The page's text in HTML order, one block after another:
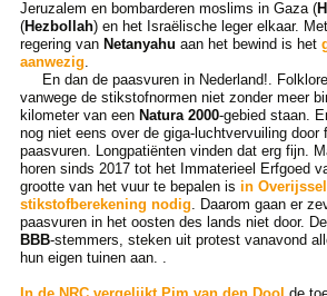
Jeruzalem en bombarderen moslims in Gaza (
(Hezbollah) en het Israëlische leger elkaar.
regering van Netanyahu aan het bewind is het
aanwezig.
En dan de paasvuren in Nederland!.
vanwege de stikstofnormen niet zonder meer
kilometer van een Natura 2000-gebied staan.
nog niet eens over de giga-luchtvervuiling door
paasvuren. Longpatiënten vinden dat erg fijn.
horen sinds 2017 tot het Immaterieel Erfgoed
grootte van het vuur te bepalen is in
stikstofberekening nodig. Daarom gaan er
paasvuren in het oosten des lands niet door.
BBB-stemmers, steken uit protest vanavond
hun eigen tuinen aan. .